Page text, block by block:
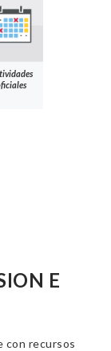
E
con recursos